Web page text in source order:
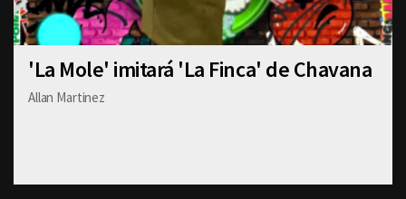
'La Mole' imitará 'La Finca' de Chavana
Allan Martinez